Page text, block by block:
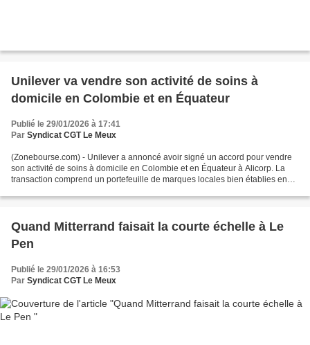
Unilever va vendre son activité de soins à
domicile en Colombie et en Équateur
Publié le 29/01/2026 à 17:41
Par Syndicat CGT Le Meux
(Zonebourse.com) - Unilever a annoncé avoir signé un accord pour vendre
son activité de soins à domicile en Colombie et en Équateur à Alicorp. La
transaction comprend un portefeuille de marques locales bien établies en
Quand Mitterrand faisait la courte échelle à Le
Pen
Publié le 29/01/2026 à 16:53
Par Syndicat CGT Le Meux